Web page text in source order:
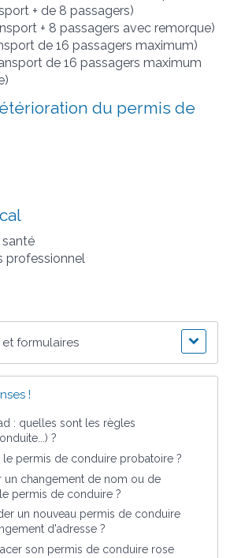
+ de 8 passagers)
+ 8 passagers avec remorque)
de 16 passagers maximum)
de 16 passagers maximum
du permis de
santé
professionnel
formulaires
!
: quelles sont les règles
?
le permis de conduire probatoire ?
un changement de nom ou de
permis de conduire ?
un nouveau permis de conduire
d'adresse ?
son permis de conduire rose